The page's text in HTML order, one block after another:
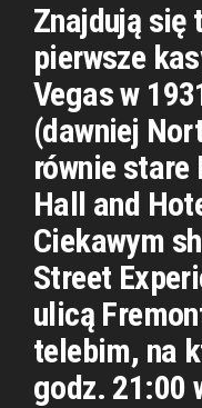
Znajdują się
pierwsze
Vegas w
(dawniej
równie stare
Hall and
Ciekawym
Street
ulicą
telebim, na
godz. 21:00